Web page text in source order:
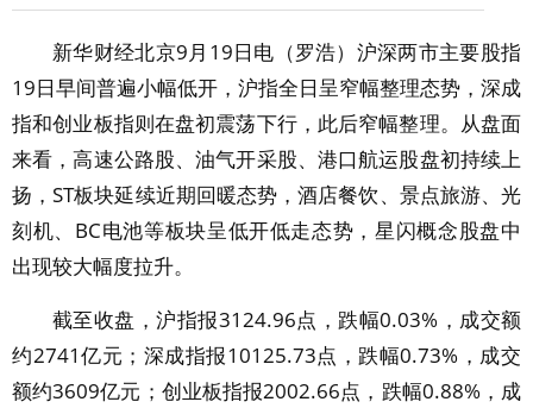
新华财经北京9月19日电（罗浩）沪深两市主要股指
19日早间普遍小幅低开，沪指全日呈窄幅整理态势，深成
指和创业板指则在盘初震荡下行，此后窄幅整理。从盘面
来看，高速公路股、油气开采股、港口航运股盘初持续上
扬，ST板块延续近期回暖态势，酒店餐饮、景点旅游、光
刻机、BC电池等板块呈低开低走态势，星闪概念股盘中
出现较大幅度拉升。
截至收盘，沪指报3124.96点，跌幅0.03%，成交额
约2741亿元；深成指报10125.73点，跌幅0.73%，成交
额约3609亿元；创业板指报2002.66点，跌幅0.88%，成